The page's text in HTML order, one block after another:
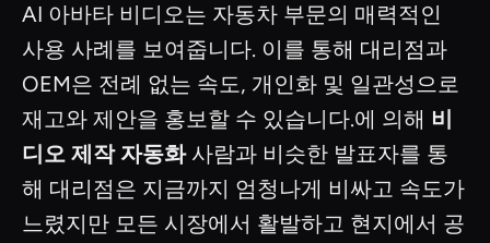
AI 아바타 비디오는 자동차 부문의 매력적인
사용 사례를 보여줍니다. 이를 통해 대리점과
OEM은 전례 없는 속도, 개인화 및 일관성으로
재고와 제안을 홍보할 수 있습니다.에 의해 비
디오 제작 자동화사람과 비슷한 발표자를 통
해 대리점은 지금까지 엄청나게 비싸고 속도가
느렸지만 모든 시장에서 활발하고 현지에서 공